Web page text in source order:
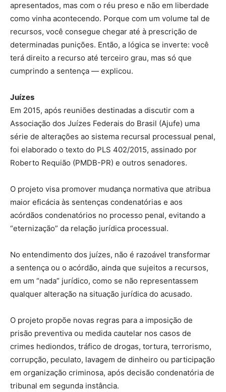
apresentados, mas com o réu preso e não em liberdade
como vinha acontecendo. Porque com um volume tal de
recursos, você consegue chegar até à prescrição de
determinadas punições. Então, a lógica se inverte: você
terá direito a recurso até terceiro grau, mas só que
cumprindo a sentença — explicou.
Juízes
Em 2015, após reuniões destinadas a discutir com a
Associação dos Juízes Federais do Brasil (Ajufe) uma
série de alterações ao sistema recursal processual penal,
foi elaborado o texto do PLS 402/2015, assinado por
Roberto Requião (PMDB-PR) e outros senadores.
O projeto visa promover mudança normativa que atribua
maior eficácia às sentenças condenatórias e aos
acórdãos condenatórios no processo penal, evitando a
“eternização” da relação jurídica processual.
No entendimento dos juízes, não é razoável transformar
a sentença ou o acórdão, ainda que sujeitos a recursos,
em um “nada” jurídico, como se não representassem
qualquer alteração na situação jurídica do acusado.
O projeto propõe novas regras para a imposição de
prisão preventiva ou medida cautelar nos casos de
crimes hediondos, tráfico de drogas, tortura, terrorismo,
corrupção, peculato, lavagem de dinheiro ou participação
em organização criminosa, após decisão condenatória de
tribunal em segunda instância.